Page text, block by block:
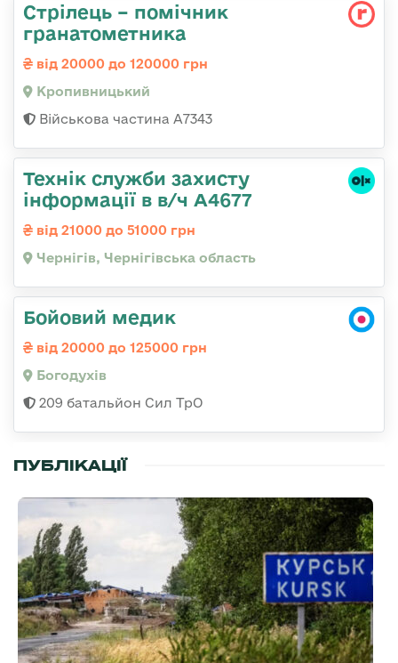
Стрілець – помічник
гранатометника
від 20000 до 120000 грн
Кропивницький
Військова частина А7343
Технік служби захисту
інформації в в/ч А4677
від 21000 до 51000 грн
Чернігів, Чернігівська область
Бойовий медик
від 20000 до 125000 грн
Богодухів
209 батальйон Сил ТрО
ПУБЛІКАЦІЇ